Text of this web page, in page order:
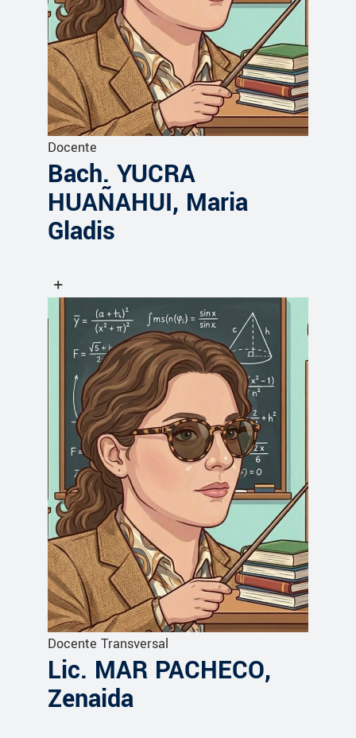
Docente
Bach. YUCRA
HUAÑAHUI, Maria
Gladis
Docente Transversal
Lic. MAR PACHECO,
Zenaida